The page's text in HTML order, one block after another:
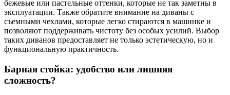
бежевые или пастельные оттенки, которые не так заметны в
эксплуатации. Также обратите внимание на диваны с
съемными чехлами, которые легко стираются в машинке и
позволяют поддерживать чистоту без особых усилий. Выбор
таких диванов предоставляет не только эстетическую, но и
функциональную практичность.
Барная стойка: удобство или лишняя
сложность?